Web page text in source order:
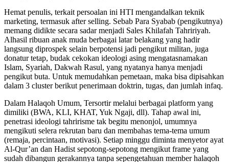
Hemat penulis, terkait persoalan ini HTI mengandalkan teknik
marketing, termasuk after selling. Sebab Para Syabab (pengikutnya)
memang didikte secara sadar menjadi Sales Khilafah Tahririyah.
Alhasil ribuan anak muda berbagai latar belakang yang hadir
langsung diprospek selain berpotensi jadi pengikut militan, juga
donatur tetap, budak cekokan ideologi asing mengatasnamakan
Islam, Syariah, Dakwah Rasul, yang nyatanya hanya menjadi
pengikut buta. Untuk memudahkan pemetaan, maka bisa dipisahkan
dalam 3 cluster berikut penerimaan doktrin, tugas, dan jumlah infaq.
Dalam Halaqoh Umum, Tersortir melalui berbagai platform yang
dimiliki (BWA, KLI, KHAT, Yuk Ngaji, dll). Tahap awal ini,
penetrasi ideologi tahririsme tak begitu menonjol, umumnya
mengikuti selera rekrutan baru dan membahas tema-tema umum
(remaja, percintaan, motivasi). Setiap minggu diminta menyetor ayat
Al-Qur’an dan Hadist sepotong-sepotong mengikut frame yang
sudah dibangun gerakannya tanpa sepengetahuan member halaqoh